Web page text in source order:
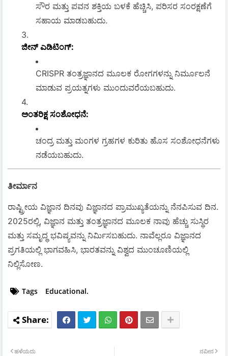
ಸೌರ ಮತ್ತು ಪವನ ಶಕ್ತಿಯ ಬಳಕೆ ಹೆಚ್ಚಿಸಿ, ಪರಿಸರ ಸಂರಕ್ಷಣೆಗೆ
ಸಹಾಯ ಮಾಡಬಹುದು.
ಜೀನ್ ಎಡಿಟಿಂಗ್:
CRISPR ತಂತ್ರಜ್ಞಾನದ ಮೂಲಕ ರೋಗಗಳನ್ನು ನಿರ್ಮೂಲನೆ
ಮಾಡುವ ಪ್ರಯತ್ನಗಳು ಮುಂದುವರೆಯಬಹುದು.
ಅಂತರಿಕ್ಷ ಸಂಶೋಧನೆ:
ಚಂದ್ರ ಮತ್ತು ಮಂಗಳ ಗ್ರಹಗಳ ಕುರಿತು ಹೊಸ ಸಂಶೋಧನೆಗಳು
ನಡೆಯಬಹುದು.
ತೀರ್ಮಾನ
ರಾಷ್ಟ್ರೀಯ ವಿಜ್ಞಾನ ದಿನವು ವಿಜ್ಞಾನದ ಪ್ರಾಮುಖ್ಯತೆಯನ್ನು ನೆನಪಿಸುವ ದಿನ.
2025ರಲ್ಲಿ, ವಿಜ್ಞಾನ ಮತ್ತು ತಂತ್ರಜ್ಞಾನದ ಮೂಲಕ ನಾವು ಹೆಚ್ಚು ಸುಸ್ಥಿರ
ಮತ್ತು ಸಮೃದ್ಧ ಭವಿಷ್ಯವನ್ನು ನಿರ್ಮಿಸಬಹುದು. ನಾವೆಲ್ಲರೂ ವಿಜ್ಞಾನದ
ಪ್ರಗತಿಯಲ್ಲಿ ಭಾಗವಹಿಸಿ, ಭಾರತವನ್ನು ವಿಶ್ವದ ಮುಂಚೂಣಿಯಲ್ಲಿ
ನಿಲ್ಲಿಸೋಣ.
Tags Educational.
ನವೀನ
ಹಳೆಯದು